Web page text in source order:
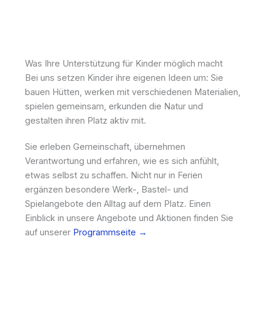
Was Ihre Unterstützung für Kinder möglich macht
Bei uns setzen Kinder ihre eigenen Ideen um: Sie
bauen Hütten, werken mit verschiedenen Materialien,
spielen gemeinsam, erkunden die Natur und
gestalten ihren Platz aktiv mit.
Sie erleben Gemeinschaft, übernehmen
Verantwortung und erfahren, wie es sich anfühlt,
etwas selbst zu schaffen. Nicht nur in Ferien
ergänzen besondere Werk-, Bastel- und
Spielangebote den Alltag auf dem Platz. Einen
Einblick in unsere Angebote und Aktionen finden Sie
auf unserer Programmseite →